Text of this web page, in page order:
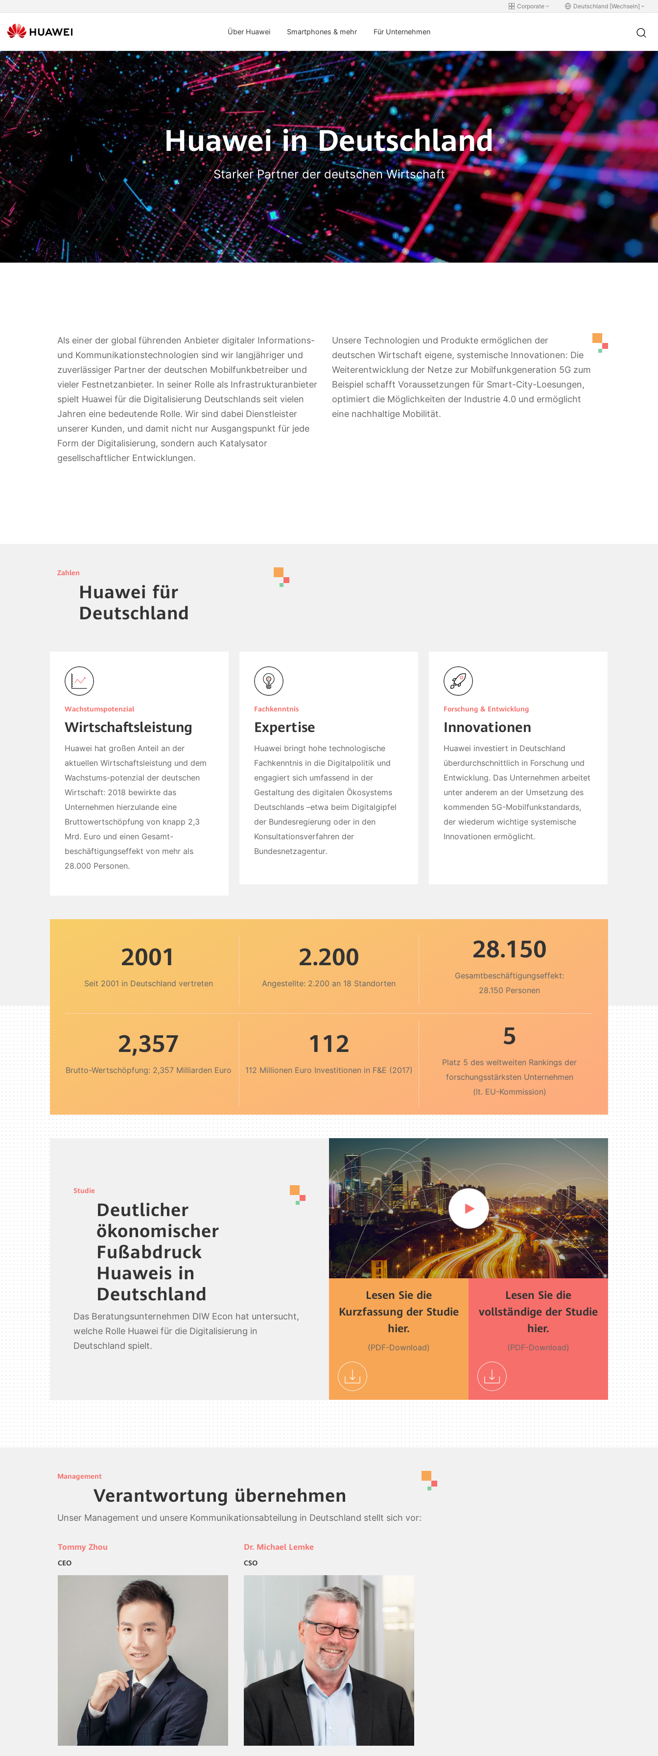
Corporate Deutschland [Wechseln]
Über Huawei Smartphones & mehr Für Unternehmen
Huawei in Deutschland
Starker Partner der deutschen Wirtschaft
Als einer der global führenden Anbieter digitaler Informations-
und Kommunikationstechnologien sind wir langjähriger und
zuverlässiger Partner der deutschen Mobilfunkbetreiber und
vieler Festnetzanbieter. In seiner Rolle als Infrastrukturanbieter
spielt Huawei für die Digitalisierung Deutschlands seit vielen
Jahren eine bedeutende Rolle. Wir sind dabei Dienstleister
unserer Kunden, und damit nicht nur Ausgangspunkt für jede
Form der Digitalisierung, sondern auch Katalysator
gesellschaftlicher Entwicklungen.
Unsere Technologien und Produkte ermöglichen der
deutschen Wirtschaft eigene, systemische Innovationen: Die
Weiterentwicklung der Netze zur Mobilfunkgeneration 5G zum
Beispiel schafft Voraussetzungen für Smart-City-Loesungen,
optimiert die Möglichkeiten der Industrie 4.0 und ermöglicht
eine nachhaltige Mobilität.
Zahlen
Huawei für
Deutschland
Wachstumspotenzial
Wirtschaftsleistung
Huawei hat großen Anteil an der
aktuellen Wirtschaftsleistung und dem
Wachstums-potenzial der deutschen
Wirtschaft: 2018 bewirkte das
Unternehmen hierzulande eine
Bruttowertschöpfung von knapp 2,3
Mrd. Euro und einen Gesamt-
beschäftigungseffekt von mehr als
28.000 Personen.
Fachkenntnis
Expertise
Huawei bringt hohe technologische
Fachkenntnis in die Digitalpolitik und
engagiert sich umfassend in der
Gestaltung des digitalen Ökosystems
Deutschlands –etwa beim Digitalgipfel
der Bundesregierung oder in den
Konsultationsverfahren der
Bundesnetzagentur.
Forschung & Entwicklung
Innovationen
Huawei investiert in Deutschland
überdurchschnittlich in Forschung und
Entwicklung. Das Unternehmen arbeitet
unter anderem an der Umsetzung des
kommenden 5G-Mobilfunkstandards,
der wiederum wichtige systemische
Innovationen ermöglicht.
2001
Seit 2001 in Deutschland vertreten
2.200
Angestellte: 2.200 an 18 Standorten
28.150
Gesamtbeschäftigungseffekt:
28.150 Personen
2,357
Brutto-Wertschöpfung: 2,357 Milliarden Euro
112
112 Millionen Euro Investitionen in F&E (2017)
5
Platz 5 des weltweiten Rankings der
forschungsstärksten Unternehmen
(lt. EU-Kommission)
Studie
Deutlicher
ökonomischer
Fußabdruck
Huaweis in
Deutschland
Das Beratungsunternehmen DIW Econ hat untersucht,
welche Rolle Huawei für die Digitalisierung in
Deutschland spielt.
Lesen Sie die
Kurzfassung der Studie
hier.
(PDF-Download)
Lesen Sie die
vollständige der Studie
hier.
(PDF-Download)
Management
Verantwortung übernehmen
Unser Management und unsere Kommunikationsabteilung in Deutschland stellt sich vor:
Tommy Zhou
CEO
Dr. Michael Lemke
CSO